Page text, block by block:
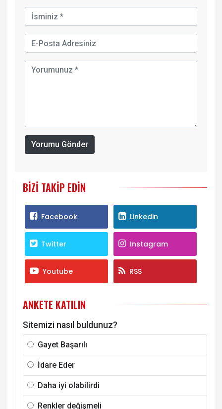
Yorumu Gönder
BIZI TAKIP EDIN
Facebook Linkedin
Twitter Instagram
Youtube RSS
ANKETE KATILIN
Sitemizi nasıl buldunuz?
Gayet Başarılı
İdare Eder
Daha iyi olabilirdi
Renkler değişmeli